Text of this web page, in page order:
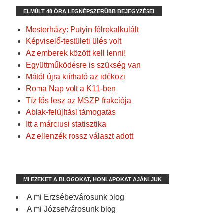
ELMÚLT 48 ÓRA LEGNÉPSZERŰBB BEJEGYZÉSEI
Mesterházy: Putyin félrekalkulált
Képviselő-testületi ülés volt
Az emberek között kell lenni!
Együttműködésre is szükség van
Mától újra kiírható az időközi
Roma Nap volt a K11-ben
Tíz fős lesz az MSZP frakciója
Ablak-felújítási támogatás
Itt a márciusi statisztika
Az ellenzék rossz választ adott
MI EZEKET A BLOGOKAT, HONLAPOKAT AJÁNLJUK
A mi Erzsébetvárosunk blog
A mi Józsefvárosunk blog